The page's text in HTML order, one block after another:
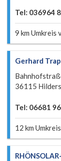
Tel: 036964
9 km Umkreis
Gerhard
36115 Hilders
Tel: 06681
12 km